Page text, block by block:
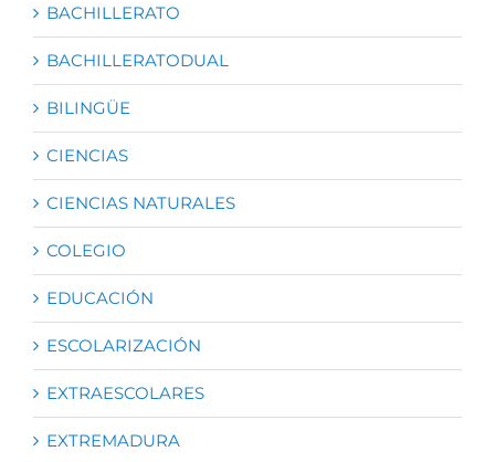
BACHILLERATO
BACHILLERATODUAL
BILINGÜE
CIENCIAS
CIENCIAS NATURALES
COLEGIO
EDUCACIÓN
ESCOLARIZACIÓN
EXTRAESCOLARES
EXTREMADURA